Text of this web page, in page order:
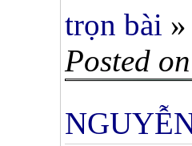
trọn bài »
Posted